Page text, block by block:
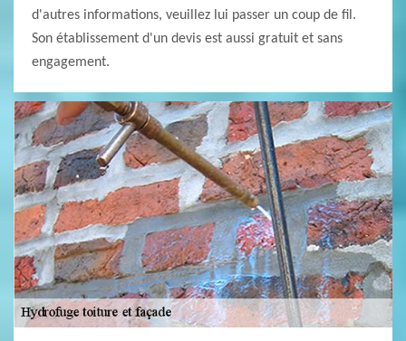
d'autres informations, veuillez lui passer un coup de fil.
Son établissement d'un devis est aussi gratuit et sans
engagement.